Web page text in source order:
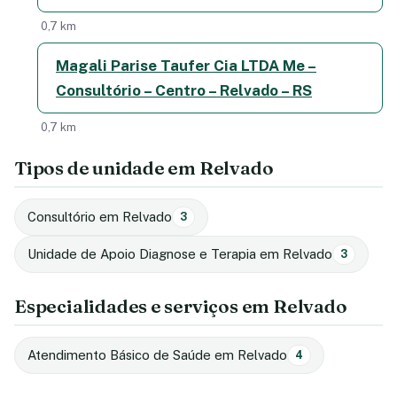
0,7 km
Magali Parise Taufer Cia LTDA Me –
Consultório – Centro – Relvado – RS
0,7 km
Tipos de unidade em Relvado
Consultório em Relvado 3
Unidade de Apoio Diagnose e Terapia em Relvado 3
Especialidades e serviços em Relvado
Atendimento Básico de Saúde em Relvado 4